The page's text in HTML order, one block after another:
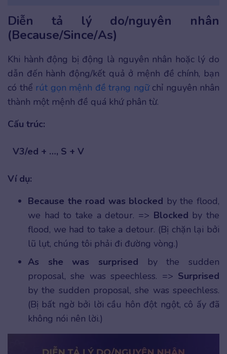
Diễn tả lý do/nguyên nhân
(Because/Since/As)
Khi hành động bị động là nguyên nhân hoặc lý do
dẫn đến hành động/kết quả ở mệnh đề chính, bạn
có thể rút gọn mệnh đề trạng ngữchỉ nguyên nhân
thành một mệnh đề quá khứ phân từ.
Cấu trúc:
V3/ed + …, S + V
Ví dụ:
Because the road was blocked by the flood,
we had to take a detour. => Blocked by the
flood, we had to take a detour. (Bị chặn lại bởi
lũ lụt, chúng tôi phải đi đường vòng.)
As she was surprised by the sudden
proposal, she was speechless. => Surprised
by the sudden proposal, she was speechless.
(Bị bất ngờ bởi lời cầu hôn đột ngột, cô ấy đã
không nói nên lời.)